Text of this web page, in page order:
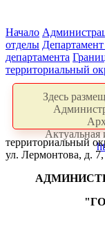
Начало
отделы Департамент
департамента
территориальный
Здесь
Актуальная
территориальный
ул. Лермонтова, д. 7,